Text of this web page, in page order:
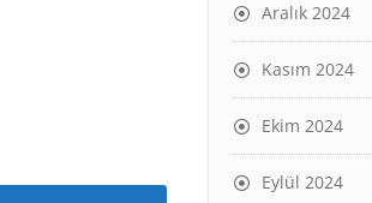
Aralık 2024
Kasım 2024
Ekim 2024
Eylül 2024